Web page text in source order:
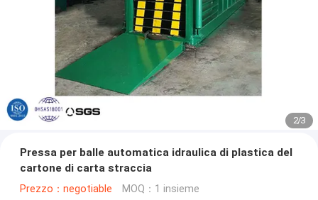
2/3
Pressa per balle automatica idraulica di plastica del
cartone di carta straccia
Prezzo：negotiable MOQ：1 insieme